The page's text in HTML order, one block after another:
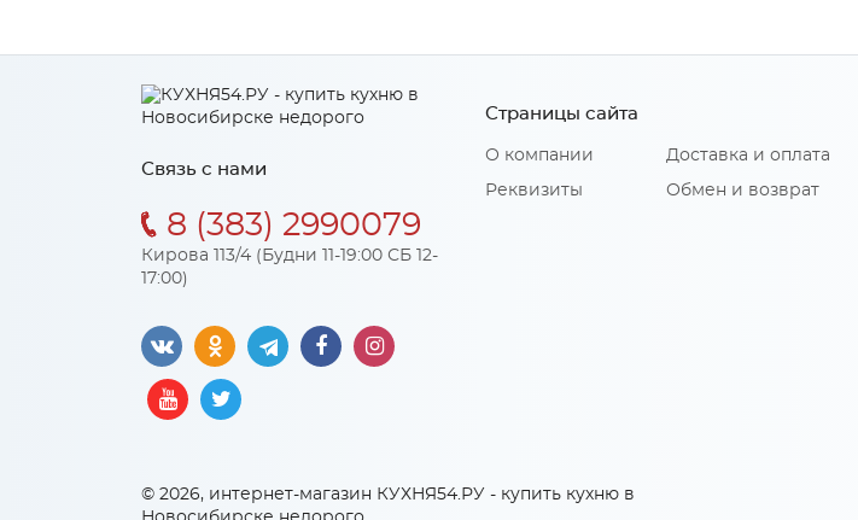
Связь с нами
8 (383) 2990079
Кирова 113/4 (Будни 11-19:00 СБ 12-
17:00)
Страницы сайта
О компании
Реквизиты
Доставка и оплата
Обмен и возврат
© 2026, интернет-магазин КУХНЯ54.РУ - купить кухню в